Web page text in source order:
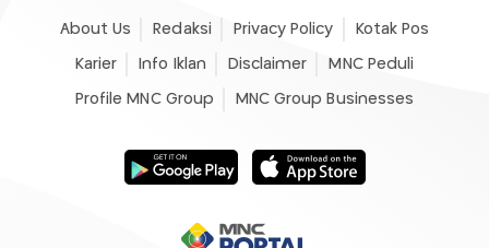
About Us Redaksi Privacy Policy Kotak Pos
Karier Info Iklan Disclaimer MNC Peduli
Profile MNC Group MNC Group Businesses